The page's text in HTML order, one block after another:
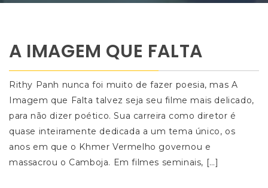
A IMAGEM QUE FALTA
Rithy Panh nunca foi muito de fazer poesia, mas A
Imagem que Falta talvez seja seu filme mais delicado,
para não dizer poético. Sua carreira como diretor é
quase inteiramente dedicada a um tema único, os
anos em que o Khmer Vermelho governou e
massacrou o Camboja. Em filmes seminais, […]